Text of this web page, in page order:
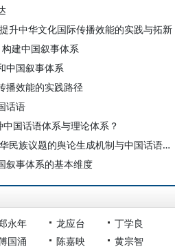
升中华文化国际传播效能的实践与拓新
建中国叙事体系
中国叙事体系
播效能的实践路径
话语
国话语体系与理论体系？
陈奕平 龚健：美西方智库涉华民族议题的舆论生成机制与中国话语叙事应对
叙事体系的基本维度
永年 龙应台
丁学良
国涌 陈嘉映
黄宗智